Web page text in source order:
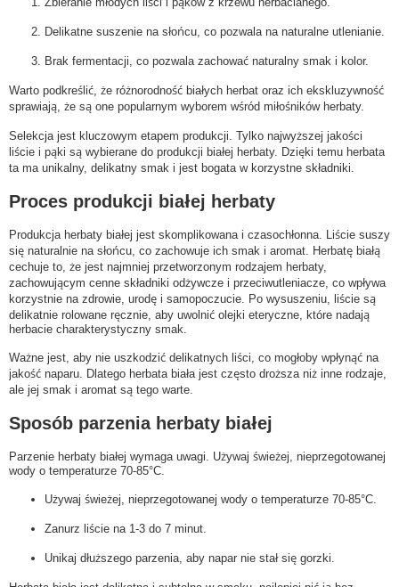
Delikatne suszenie na słońcu, co pozwala na naturalne utlenianie.
Brak fermentacji, co pozwala zachować naturalny smak i kolor.
Warto podkreślić, że różnorodność białych herbat oraz ich ekskluzywność
sprawiają, że są one popularnym wyborem wśród miłośników herbaty.
Selekcja jest kluczowym etapem produkcji. Tylko najwyższej jakości
liście i pąki są wybierane do produkcji białej herbaty. Dzięki temu herbata
ta ma unikalny, delikatny smak i jest bogata w korzystne składniki.
Proces produkcji białej herbaty
Produkcja herbaty białej jest skomplikowana i czasochłonna. Liście suszy
się naturalnie na słońcu, co zachowuje ich smak i aromat. Herbatę białą
cechuje to, że jest najmniej przetworzonym rodzajem herbaty,
zachowującym cenne składniki odżywcze i przeciwutleniacze, co wpływa
korzystnie na zdrowie, urodę i samopoczucie. Po wysuszeniu, liście są
delikatnie rolowane ręcznie, aby uwolnić olejki eteryczne, które nadają
herbacie charakterystyczny smak.
Ważne jest, aby nie uszkodzić delikatnych liści, co mogłoby wpłynąć na
jakość naparu. Dlatego herbata biała jest często droższa niż inne rodzaje,
ale jej smak i aromat są tego warte.
Sposób parzenia herbaty białej
Parzenie herbaty białej wymaga uwagi. Używaj świeżej, nieprzegotowanej
wody o temperaturze 70-85°C.
Używaj świeżej, nieprzegotowanej wody o temperaturze 70-85°C.
Zanurz liście na 1-3 do 7 minut.
Unikaj dłuższego parzenia, aby napar nie stał się gorzki.